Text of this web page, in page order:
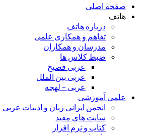
صفحه اصلی
هاتف
درباره هاتف
تفاهم و همکاری علمی
مدرسان و همکاران
ضبط کلاس ها
عربی فصیح
عربی بین الملل
عربی – لهجه
علمی آموزشی
انجمن ایرانی زبان و ادبیات عربی
سایت های مفید
کتاب و نرم افزار